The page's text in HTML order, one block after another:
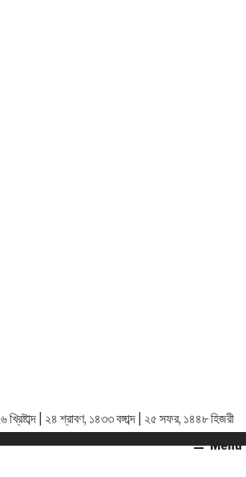
| ২৪ শ্রাবণ, ১৪৩৩ বঙ্গাব্দ | ২৫ সফর, ১৪৪৮ হিজরী
Menu